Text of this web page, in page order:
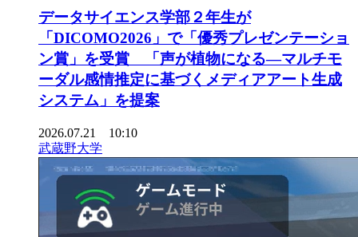
データサイエンス学部２年生が
「DICOMO2026」で「優秀プレゼンテーショ
ン賞」を受賞 「声が植物になる―マルチモ
ーダル感情推定に基づくメディアアート生成
システム」を提案
2026.07.21 10:10
武蔵野大学